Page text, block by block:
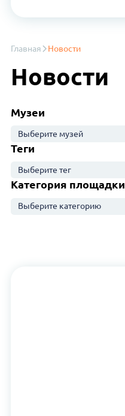
Главная Новости
Новости
Музеи
Выберите музей
Теги
Выберите тег
Категория площадки
Выберите категорию